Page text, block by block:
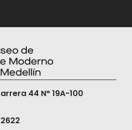
a la taquilla 15
tus boletas, el Museo
ni en dinero ni
horas o películas.
44 N° 19A-100